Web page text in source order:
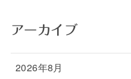
アーカイブ
2026年8月